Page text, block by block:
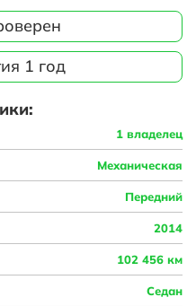
1 год
1 владелец
Механическая
Передний
2014
102 456 км
Седан